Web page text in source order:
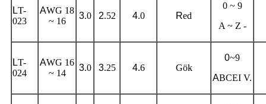
LT-
023
AWG 18
~ 16
3.0 2.52 4.0 Red
0 ~ 9
A ~ Z -
LT-
024
AWG 16
~ 14
3.0 3.25 4.6 Gök
0~9
ABCEI V.